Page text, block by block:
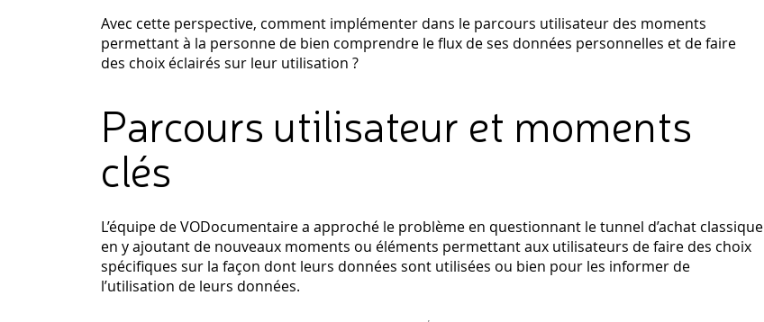
Avec cette perspective, comment implémenter dans le parcours utilisateur des moments
permettant à la personne de bien comprendre le flux de ses données personnelles et de faire
des choix éclairés sur leur utilisation ?
Parcours utilisateur et moments
clés
L’équipe de VODocumentaire a approché le problème en questionnant le tunnel d’achat classique
en y ajoutant de nouveaux moments ou éléments permettant aux utilisateurs de faire des choix
spécifiques sur la façon dont leurs données sont utilisées ou bien pour les informer de
l’utilisation de leurs données.